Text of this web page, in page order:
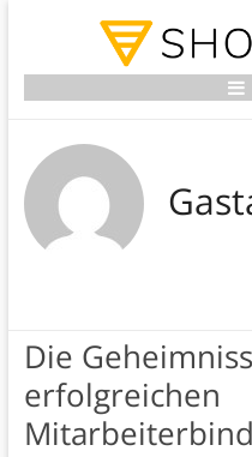
Die
erfolgreichen